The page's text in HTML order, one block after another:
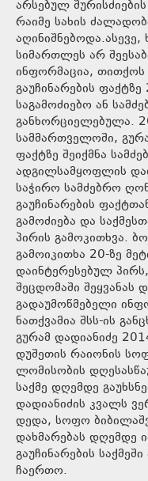
არსებულ
რაიმე სახის
სიმართლეს არ
ინფორმაცია, თითქოს
გაუჩინარების
საგამოძიებო ან
განხორციელებულა.
სამმართველოში,
ფაქტზე შეიქმნა
ადგილსამყოფლის
საჭირო სამძებრო
გაუჩინარების
გამოძიება და
პირის გამოკითხვა.
გამოიკითხა 20-ზე
დაინტერესებულ
შეცდომაში შეყვანას
გადაუმოწმებელი
ნათქვამია შსს-ის
გურამ დადიანიძე
დუშეთის რაიონის
ლომისობის
საქმე დღემდე
დადიანიძის კვალს
დედა, სოფო
დახმარებას დღემდე
გაუჩინარების
ჩაერთო.